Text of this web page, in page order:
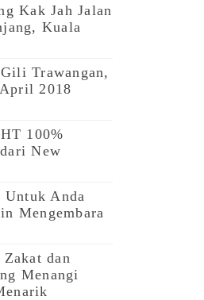
Kak Jah Jalan
Kuala
Trawangan,
2018
100%
New
Untuk Anda
Mengembara
dan
Menangi